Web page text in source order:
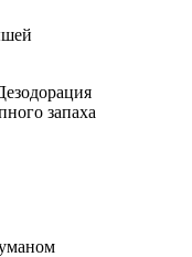
запаха